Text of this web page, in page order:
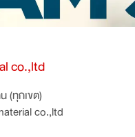
co.,ltd
(ทุกเขต)
co.,ltd